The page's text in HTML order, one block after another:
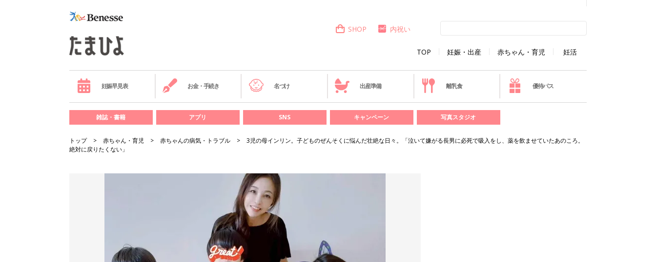
TOP 妊娠・出産 赤ちゃん・育児 妊活
SHOP 内祝い
妊娠早見表 お金・手続き 名づけ 出産準備 離乳食 優待パス
雑誌・書籍 アプリ SNS キャンペーン 写真スタジオ
トップ 赤ちゃん・育児 赤ちゃんの病気・トラブル
3児の母インリン。子どものぜんそくに悩んだ壮絶な日々。「泣いて嫌がる長男に必死で吸入をし、薬を飲ませていたあのころ。
絶対に戻りたくない」